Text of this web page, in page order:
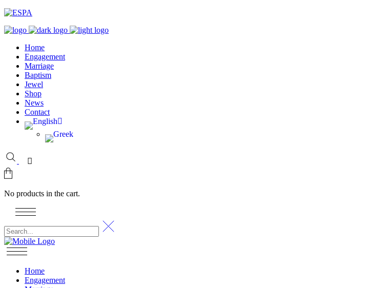
Home
Engagement
Marriage
Baptism
Jewel
Shop
News
Contact
No products in the cart.
Home
Engagement